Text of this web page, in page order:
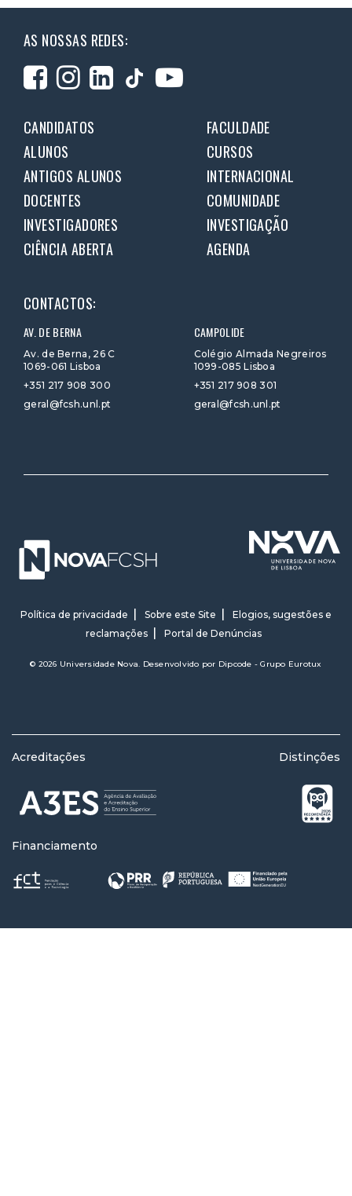
AS NOSSAS REDES:
CANDIDATOS
FACULDADE
ALUNOS
CURSOS
ANTIGOS ALUNOS
INTERNACIONAL
DOCENTES
COMUNIDADE
INVESTIGADORES
INVESTIGAÇÃO
CIÊNCIA ABERTA
AGENDA
CONTACTOS:
AV. DE BERNA
Av. de Berna, 26 C
1069-061 Lisboa
+351 217 908 300
geral@fcsh.unl.pt
CAMPOLIDE
Colégio Almada Negreiros
1099-085 Lisboa
+351 217 908 301
geral@fcsh.unl.pt
Política de privacidade Sobre este Site
Elogios, sugestões e
reclamações
Portal de Denúncias
© 2026 Universidade Nova. Desenvolvido por Dipcode - Grupo Eurotux
Acreditações Distinções
Financiamento